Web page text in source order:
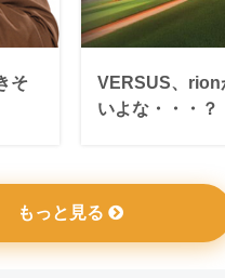
そ
VERSUS、rion
いよな・・・？
もっと見る